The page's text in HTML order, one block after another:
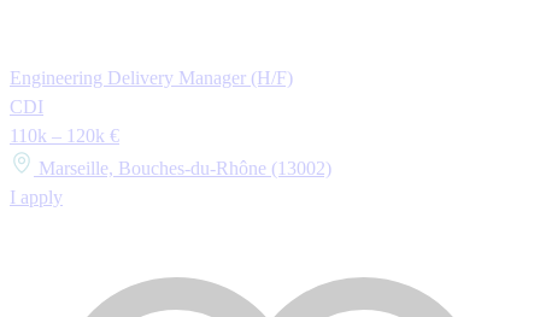
Engineering Delivery Manager (H/F)
CDI
110k – 120k €
Marseille, Bouches-du-Rhône (13002)
I apply